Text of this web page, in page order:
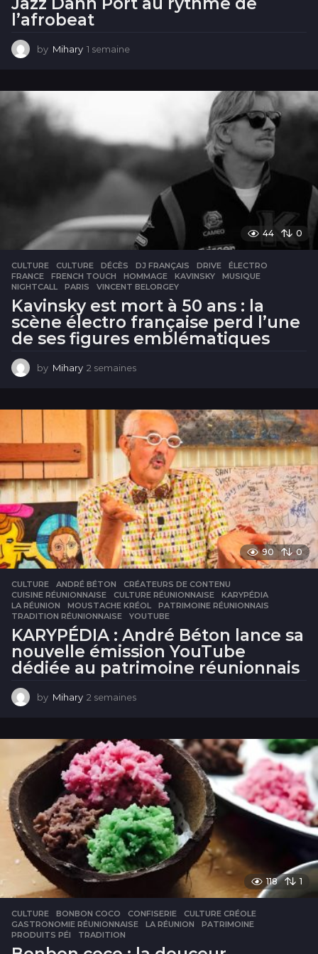
l’afrobeat
by Mihary 1 semaine
m
e
44 0
CULTURE CULTURE ,DÉCÈS ,DJ FRANÇAIS ,DRIVE ,ÉLECTRO
FRANCE
,FRENCH TOUCH ,HOMMAGE ,KAVINSKY ,MUSIQUE
NIGHTCALL
,PARIS ,VINCENT BELORGEY
Kavinsky est mort à 50 ans : la
scène électro française perd l’une
de ses figures emblématiques
by Mihary 2 semaines
m
a
i
n
e
s
90 0
CULTURE ANDRÉ BÉTON ,CRÉATEURS DE CONTENU
CUISINE RÉUNIONNAISE
,CULTURE RÉUNIONNAISE ,KARYPÉDIA
LA RÉUNION
,MOUSTACHE KRÉOL ,PATRIMOINE RÉUNIONNAIS
TRADITION RÉUNIONNAISE
,YOUTUBE
KARYPÉDIA : André Béton lance sa
nouvelle émission YouTube
dédiée au patrimoine réunionnais
by Mihary 2 semaines
m
a
i
n
e
s
118 1
CULTURE BONBON COCO ,CONFISERIE ,CULTURE CRÉOLE
GASTRONOMIE RÉUNIONNAISE
,LA RÉUNION ,PATRIMOINE
PRODUITS PÉI
,TRADITION